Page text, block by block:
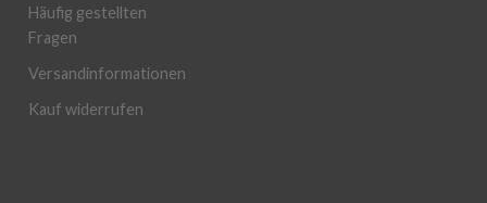
Häufig gestellten
Fragen
Versandinformationen
Kauf widerrufen